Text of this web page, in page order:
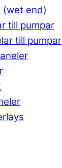
(wet end)
till pumpar
till pumpar